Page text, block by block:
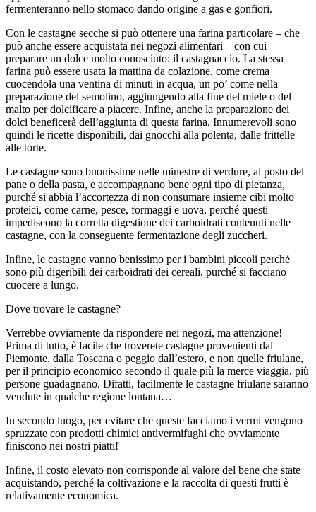
fermenteranno nello stomaco dando origine a gas e gonfiori.
Con le castagne secche si può ottenere una farina particolare – che
può anche essere acquistata nei negozi alimentari – con cui
preparare un dolce molto conosciuto: il castagnaccio. La stessa
farina può essere usata la mattina da colazione, come crema
cuocendola una ventina di minuti in acqua, un po’ come nella
preparazione del semolino, aggiungendo alla fine del miele o del
malto per dolcificare a piacere. Infine, anche la preparazione dei
dolci beneficerà dell’aggiunta di questa farina. Innumerevoli sono
quindi le ricette disponibili, dai gnocchi alla polenta, dalle frittelle
alle torte.
Le castagne sono buonissime nelle minestre di verdure, al posto del
pane o della pasta, e accompagnano bene ogni tipo di pietanza,
purché si abbia l’accortezza di non consumare insieme cibi molto
proteici, come carne, pesce, formaggi e uova, perché questi
impediscono la corretta digestione dei carboidrati contenuti nelle
castagne, con la conseguente fermentazione degli zuccheri.
Infine, le castagne vanno benissimo per i bambini piccoli perché
sono più digeribili dei carboidrati dei cereali, purché si facciano
cuocere a lungo.
Dove trovare le castagne?
Verrebbe ovviamente da rispondere nei negozi, ma attenzione!
Prima di tutto, è facile che troverete castagne provenienti dal
Piemonte, dalla Toscana o peggio dall’estero, e non quelle friulane,
per il principio economico secondo il quale più la merce viaggia, più
persone guadagnano. Difatti, facilmente le castagne friulane saranno
vendute in qualche regione lontana…
In secondo luogo, per evitare che queste facciamo i vermi vengono
spruzzate con prodotti chimici antivermifughi che ovviamente
finiscono nei nostri piatti!
Infine, il costo elevato non corrisponde al valore del bene che state
acquistando, perché la coltivazione e la raccolta di questi frutti è
relativamente economica.